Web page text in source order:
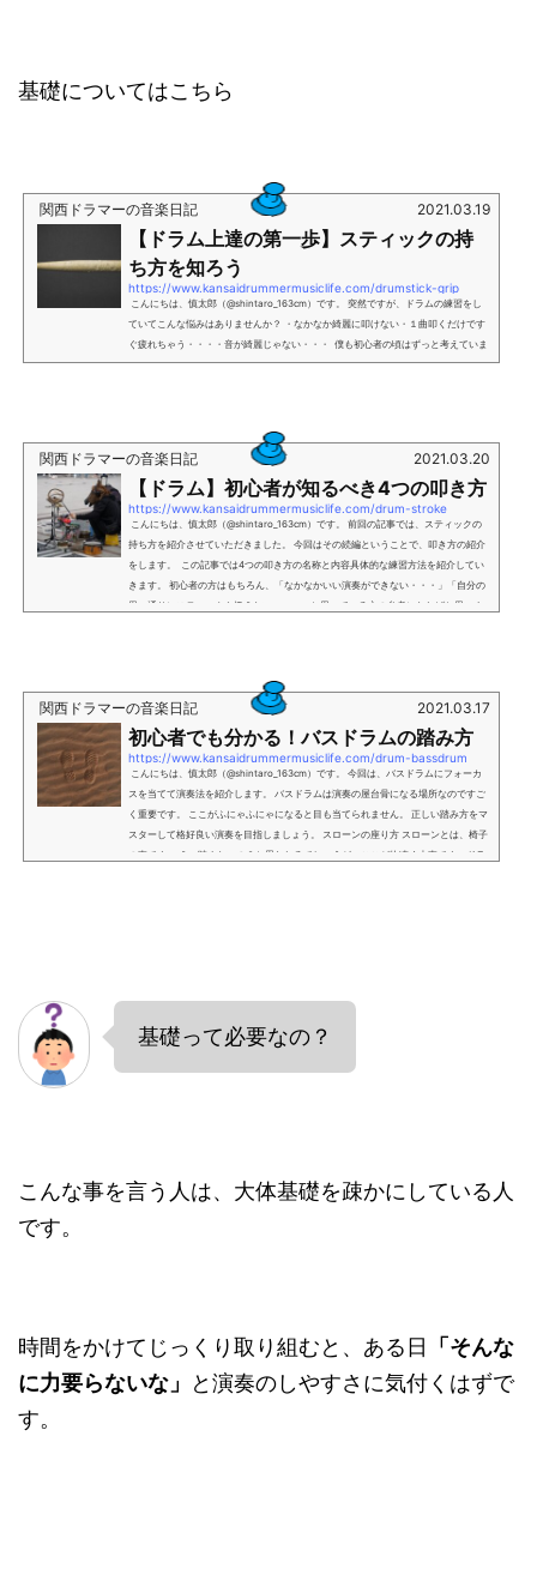
基礎についてはこちら
関西ドラマーの音楽日記 2021.03.19
【ドラム上達の第一歩】スティックの持
ち方を知ろう
https://www.kansaidrummermusiclife.com/drumstick-grip
こんにちは、慎太郎（@shintaro_163cm）です。 突然ですが、ドラムの練習をし
ていてこんな悩みはありませんか？ ・なかなか綺麗に叩けない・１曲叩くだけです
ぐ疲れちゃう・・・・音が綺麗じゃない・・・ 僕も初心者の頃はずっと考えていま
した。 独学だったので誰にも相談できず、好きなドラマーの映像を見て考える毎
関西ドラマーの音楽日記 2021.03.20
【ドラム】初心者が知るべき4つの叩き方
https://www.kansaidrummermusiclife.com/drum-stroke
こんにちは、慎太郎（@shintaro_163cm）です。 前回の記事では、スティックの
持ち方を紹介させていただきました。 今回はその続編ということで、叩き方の紹介
をします。 この記事では4つの叩き方の名称と内容具体的な練習方法を紹介してい
きます。 初心者の方はもちろん、「なかなかいい演奏ができない・・・」「自分の
思い通りにスティックを扱えない・・・」と思っている方の参考になればと思いま
関西ドラマーの音楽日記 2021.03.17
初心者でも分かる！バスドラムの踏み方
https://www.kansaidrummermusiclife.com/drum-bassdrum
こんにちは、慎太郎（@shintaro_163cm）です。 今回は、バスドラムにフォーカ
スを当てて演奏法を紹介します。 バスドラムは演奏の屋台骨になる場所なのですご
く重要です。 ここがふにゃふにゃになると目も当てられません。 正しい踏み方をマ
スターして格好良い演奏を目指しましょう。 スローンの座り方 スローンとは、椅子
の事です。 えっ踏まないの？と思われるでしょうが、ここが物凄く大事です。ドラ
基礎って必要なの？
こんな事を言う人は、大体基礎を疎かにしている人
です。
時間をかけてじっくり取り組むと、ある日
「そんな
に力要らないな」
と演奏のしやすさに気付くはずで
す。